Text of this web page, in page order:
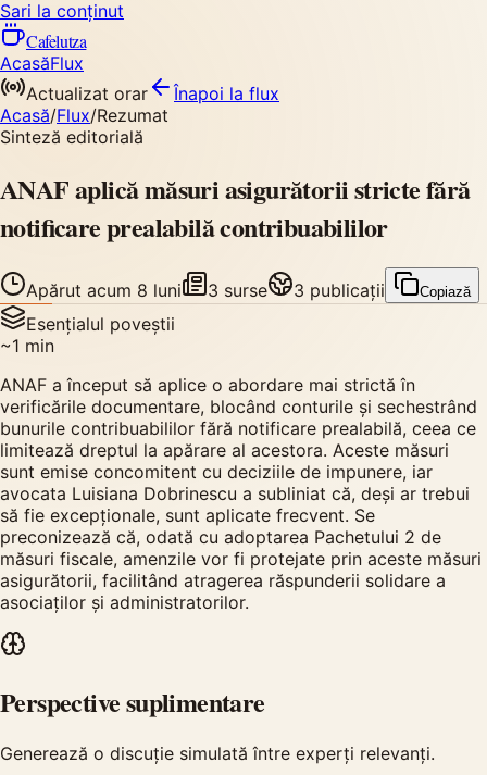
Sari la conținut
Cafelutza
AcasăFlux
Actualizat orar
Înapoi la flux
Acasă/Flux/Rezumat
Sinteză editorială
ANAF aplică măsuri asigurătorii stricte fără
notificare prealabilă contribuabililor
Apărut acum 8 luni 3 surse 3 publicații Copiază
Esențialul poveștii
~1 min
ANAF a început să aplice o abordare mai strictă în
verificările documentare, blocând conturile și sechestrând
bunurile contribuabililor fără notificare prealabilă, ceea ce
limitează dreptul la apărare al acestora. Aceste măsuri
sunt emise concomitent cu deciziile de impunere, iar
avocata Luisiana Dobrinescu a subliniat că, deși ar trebui
să fie excepționale, sunt aplicate frecvent. Se
preconizează că, odată cu adoptarea Pachetului 2 de
măsuri fiscale, amenzile vor fi protejate prin aceste măsuri
asigurătorii, facilitând atragerea răspunderii solidare a
asociaților și administratorilor.
Perspective suplimentare
Generează o discuție simulată între experți relevanți.